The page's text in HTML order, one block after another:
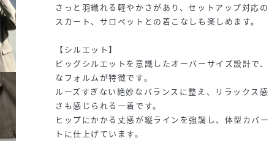
さっと羽織れる軽やかさがあり、セットアップ対応
スカート、サロペットとの着こなしも楽しめます。
【シルエット】
ビッグシルエットを意識したオーバーサイズ設計で
なフォルムが特徴です。
ルーズすぎない絶妙なバランスに整え、リラックス
さも感じられる一着です。
ヒップにかかる丈感が縦ラインを強調し、体型カバ
トに仕上げています。